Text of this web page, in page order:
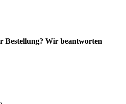
Bestellung? Wir beantworten